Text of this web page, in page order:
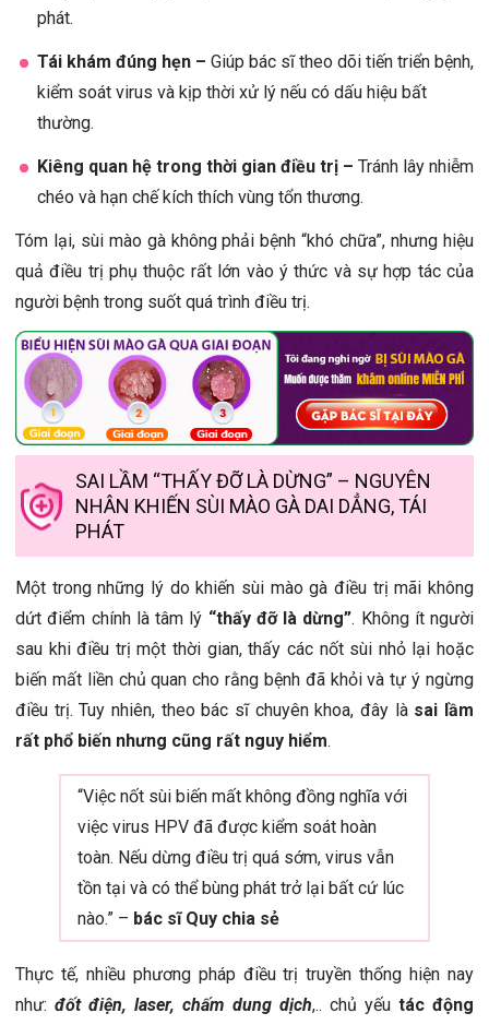
phát.
Tái khám đúng hẹn – Giúp bác sĩ theo dõi tiến triển bệnh,
kiểm soát virus và kịp thời xử lý nếu có dấu hiệu bất
thường.
Kiêng quan hệ trong thời gian điều trị – Tránh lây nhiễm
chéo và hạn chế kích thích vùng tổn thương.
Tóm lại, sùi mào gà không phải bệnh “khó chữa”, nhưng hiệu
quả điều trị phụ thuộc rất lớn vào ý thức và sự hợp tác của
người bệnh trong suốt quá trình điều trị.
SAI LẦM “THẤY ĐỠ LÀ DỪNG” – NGUYÊN
NHÂN KHIẾN SÙI MÀO GÀ DAI DẲNG, TÁI
PHÁT
Một trong những lý do khiến sùi mào gà điều trị mãi không
dứt điểm chính là tâm lý “thấy đỡ là dừng”. Không ít người
sau khi điều trị một thời gian, thấy các nốt sùi nhỏ lại hoặc
biến mất liền chủ quan cho rằng bệnh đã khỏi và tự ý ngừng
điều trị. Tuy nhiên, theo bác sĩ chuyên khoa, đây là sai lầm
rất phổ biến nhưng cũng rất nguy hiểm.
“Việc nốt sùi biến mất không đồng nghĩa với
việc virus HPV đã được kiểm soát hoàn
toàn. Nếu dừng điều trị quá sớm, virus vẫn
tồn tại và có thể bùng phát trở lại bất cứ lúc
nào.” – bác sĩ Quy chia sẻ
Thực tế, nhiều phương pháp điều trị truyền thống hiện nay
như:đốt điện, laser, chấm dung dịch,.. chủ yếu tác động